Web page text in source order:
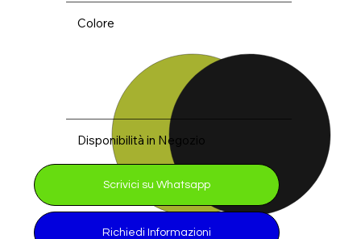
Colore
Disponibilità in Negozio
Scrivici su Whatsapp
Richiedi Informazioni